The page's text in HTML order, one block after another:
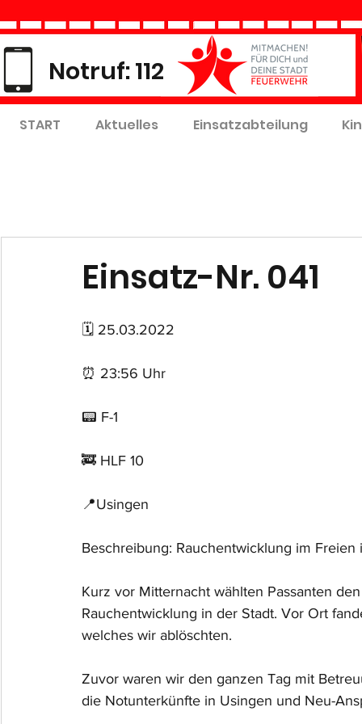
Notruf: 112
START Aktuelles Einsatzabteilung
Einsatz-Nr. 041
🗓 25.03.2022
⏰ 23:56 Uhr
📟 F-1
🚒 HLF 10
📍Usingen
Beschreibung: Rauchentwicklung im Freien
Kurz vor Mitternacht wählten Passanten
Rauchentwicklung in der Stadt. Vor Ort
welches wir ablöschten.
Zuvor waren wir den ganzen Tag mit
die Notunterkünfte in Usingen und Neu-